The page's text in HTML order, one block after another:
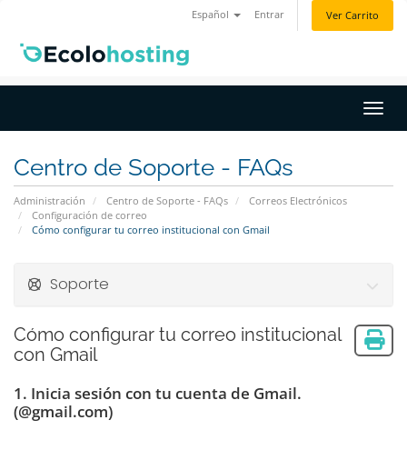
Español Entrar Ver Carrito
Centro de Soporte - FAQs
Administración Centro de Soporte - FAQs
Correos Electrónicos
Configuración de correo
Cómo configurar tu correo institucional con Gmail
Soporte
Cómo configurar tu correo institucional
con Gmail
1. Inicia sesión con tu cuenta de Gmail.
(@gmail.com)